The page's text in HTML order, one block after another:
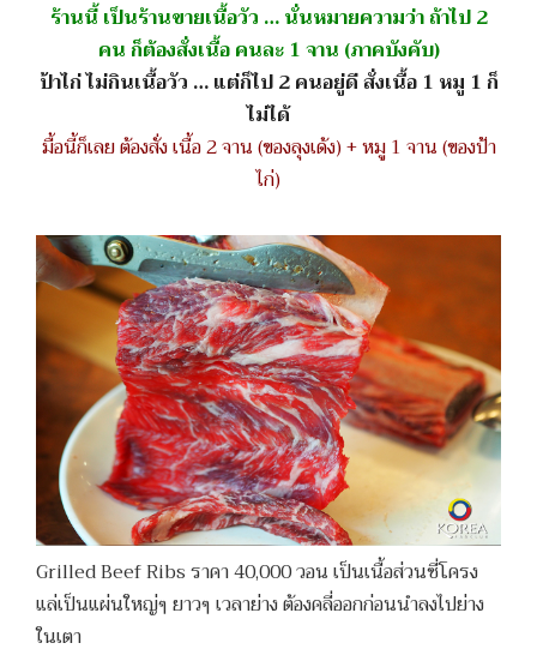
ร้านนี้ เป็นร้านขายเนื้อวัว … นั่นหมายความว่า ถ้าไป 2
คน ก็ต้องสั่งเนื้อ คนละ 1 จาน (ภาคบังคับ)
ป้าไก่ ไม่กินเนื้อวัว … แต่ก็ไป 2 คนอยู่ดี สั่งเนื้อ 1 หมู 1 ก็
ไม่ได้
มื้อนี้ก็เลย ต้องสั่ง เนื้อ 2 จาน (ของลุงเด้ง) + หมู 1 จาน (ของป้า
ไก่)
Grilled Beef Ribs ราคา 40,000 วอน เป็นเนื้อส่วนซี่โครง
แล่เป็นแผ่นใหญ่ๆ ยาวๆ เวลาย่าง ต้องคลี่ออกก่อนนำลงไปย่าง
ในเตา